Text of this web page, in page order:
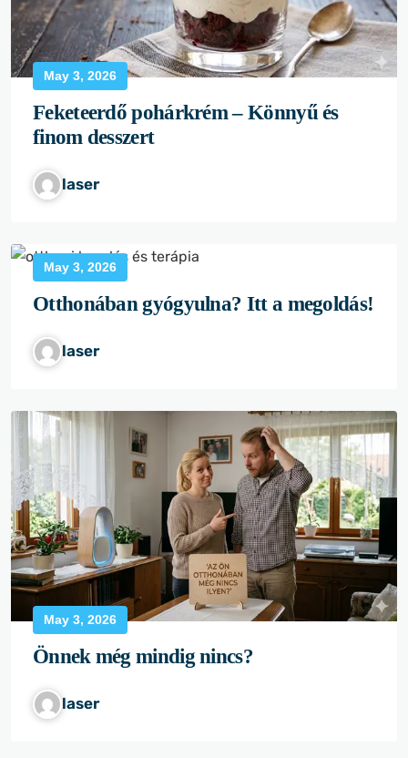
May 3, 2026
Feketeerdő pohárkrém – Könnyű és
finom desszert
laser
May 3, 2026
Otthonában gyógyulna? Itt a megoldás!
laser
May 3, 2026
Önnek még mindig nincs?
laser